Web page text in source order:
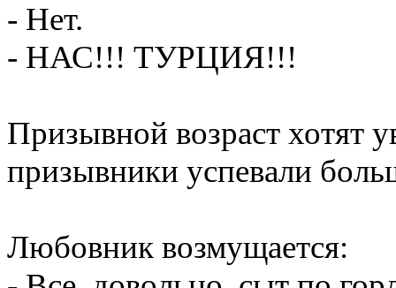
- Нет.
- НАС!!! ТУРЦИЯ!!!
Призывной возраст хотят
призывники успевали
Любовник возмущается: